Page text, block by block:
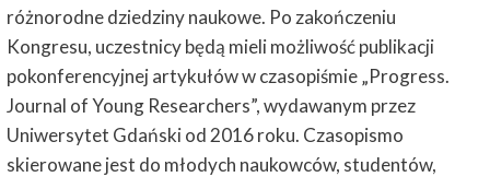
różnorodne dziedziny naukowe. Po zakończeniu
Kongresu, uczestnicy będą mieli możliwość publikacji
pokonferencyjnej artykułów w czasopiśmie „Progress.
Journal of Young Researchers”, wydawanym przez
Uniwersytet Gdański od 2016 roku. Czasopismo
skierowane jest do młodych naukowców, studentów,